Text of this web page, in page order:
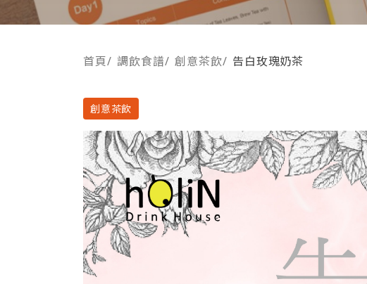
首頁/ 調飲食譜/ 創意茶飲/ 告白玫瑰奶茶
創意茶飲